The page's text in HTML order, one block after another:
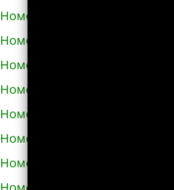
Номера телефонов такси в
Номера телефонов такси в
Номера телефонов такси в
Номера телефонов такси в
Номера телефонов такси в
Номера телефонов такси в
Номера телефонов такси в